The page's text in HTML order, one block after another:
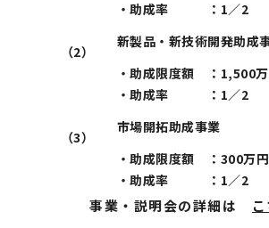
・助成率 ：1／2
（2）
新製品・新技術開発助成
・助成限度額 ：1,500
・助成率 ：1／2
（3）
市場開拓助成事業
・助成限度額 ：300万円
・助成率 ：1／2
事業・説明会の詳細は